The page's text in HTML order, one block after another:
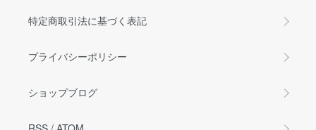
特定商取引法に基づく表記
プライバシーポリシー
ショップブログ